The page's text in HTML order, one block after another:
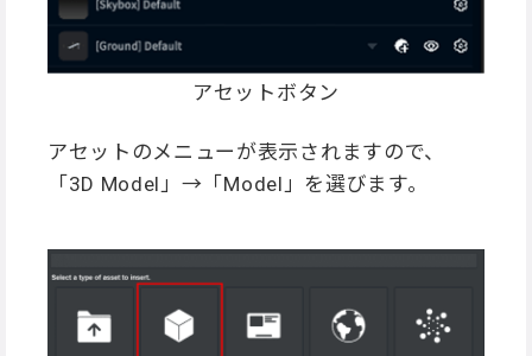
アセットボタン
アセットのメニューが表示されますので、
「3D Model」→「Model」を選びます。